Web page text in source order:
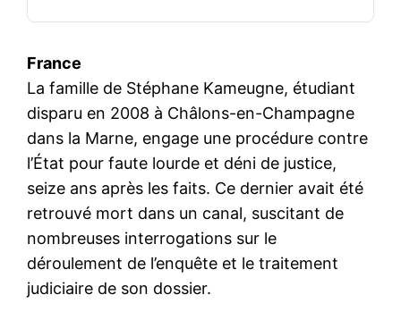
France
La famille de Stéphane Kameugne, étudiant
disparu en 2008 à Châlons-en-Champagne
dans la Marne, engage une procédure contre
l’État pour faute lourde et déni de justice,
seize ans après les faits. Ce dernier avait été
retrouvé mort dans un canal, suscitant de
nombreuses interrogations sur le
déroulement de l’enquête et le traitement
judiciaire de son dossier.